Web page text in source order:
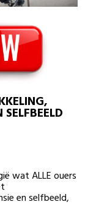
wat ALLE ouers
en selfbeeld,